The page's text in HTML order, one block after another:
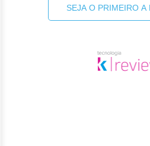
SEJA O PRIMEIRO A